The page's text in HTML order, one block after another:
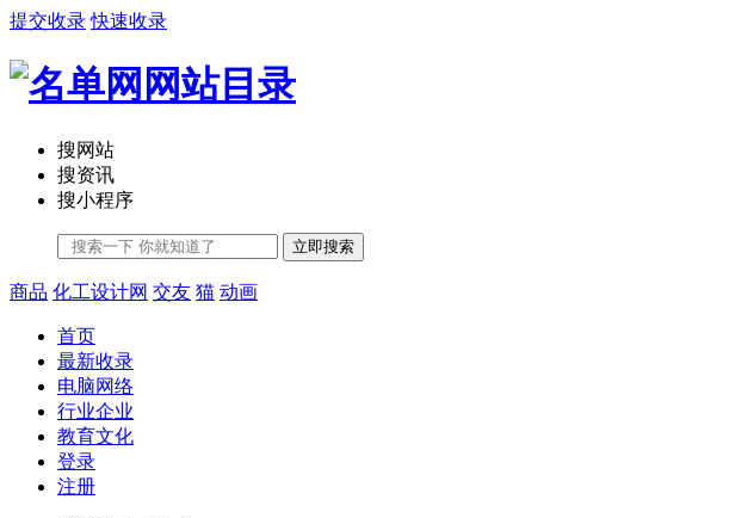
提交收录 快速收录
搜网站
搜资讯
搜小程序
立即搜索
商品 化工设计网 交友 猫 动画
首页
最新收录
电脑网络
行业企业
教育文化
登录
注册